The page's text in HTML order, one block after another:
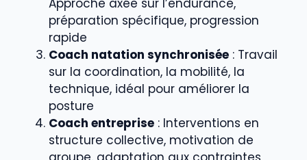
Approche axée sur l’endurance,
préparation spécifique, progression
rapide
Coach natation synchronisée : Travail
sur la coordination, la mobilité, la
technique, idéal pour améliorer la
posture
Coach entreprise : Interventions en
structure collective, motivation de